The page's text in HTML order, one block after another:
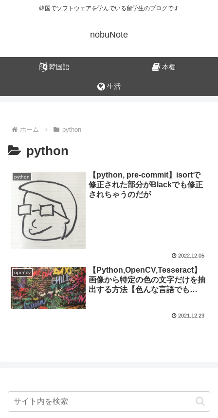
韓国でソフトウェアを学んでいる留学生のブログです
nobuNote
韓国語 本棚
生活
ホーム python
python
python
【python, pre-commit】isortで
修正された部分がBlackでも修正
されちゃうのだが
2022.12.05
opencv
【Python,OpenCV,Tesseract】
画像から特定の色の文字だけを抽
出する方法【色んな言語でも
2021.12.23